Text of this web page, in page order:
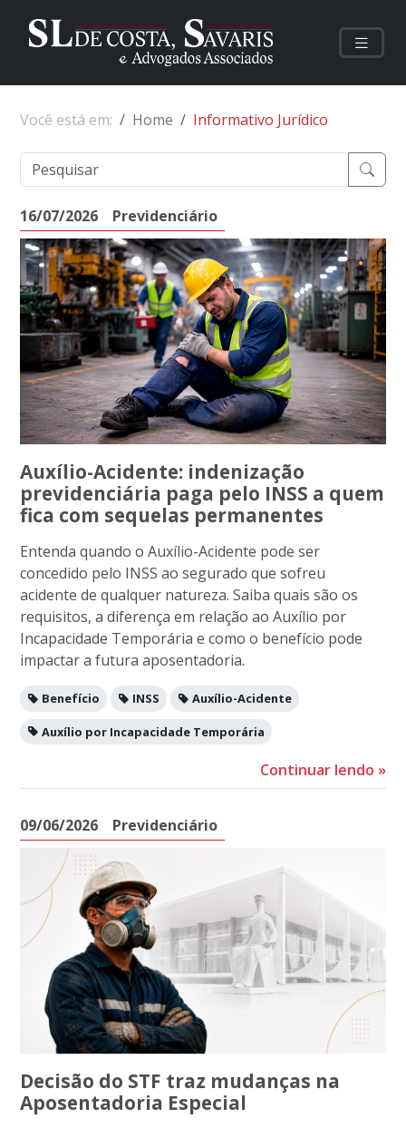
Você está em: Home Informativo Jurídico
16/07/2026 Previdenciário
Auxílio-Acidente: indenização
previdenciária paga pelo INSS a quem
fica com sequelas permanentes
Entenda quando o Auxílio-Acidente pode ser
concedido pelo INSS ao segurado que sofreu
acidente de qualquer natureza. Saiba quais são os
requisitos, a diferença em relação ao Auxílio por
Incapacidade Temporária e como o benefício pode
impactar a futura aposentadoria.
Benefício INSS Auxílio-Acidente
Auxílio por Incapacidade Temporária
Continuar lendo »
09/06/2026 Previdenciário
Decisão do STF traz mudanças na
Aposentadoria Especial